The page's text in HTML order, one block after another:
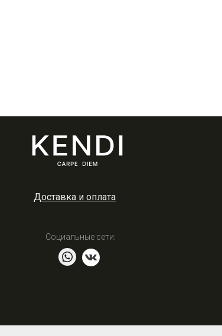
Доставка и оплата
Социальные сети: